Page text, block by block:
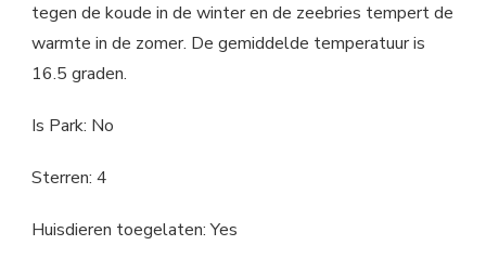
tegen de koude in de winter en de zeebries tempert de
warmte in de zomer. De gemiddelde temperatuur is
16.5 graden.
Is Park: No
Sterren: 4
Huisdieren toegelaten: Yes